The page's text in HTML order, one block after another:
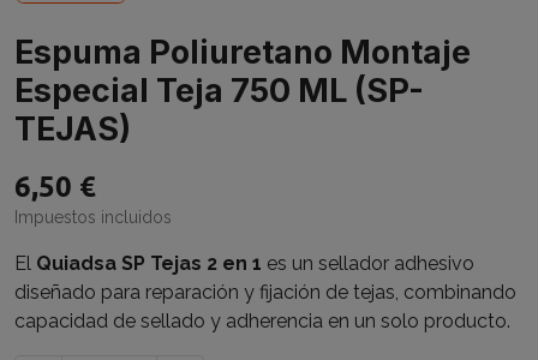
Espuma Poliuretano Montaje
Especial Teja 750 ML (SP-
TEJAS)
6,50 €
Impuestos incluidos
El Quiadsa SP Tejas 2 en 1 es un sellador adhesivo
diseñado para reparación y fijación de tejas, combinando
capacidad de sellado y adherencia en un solo producto.